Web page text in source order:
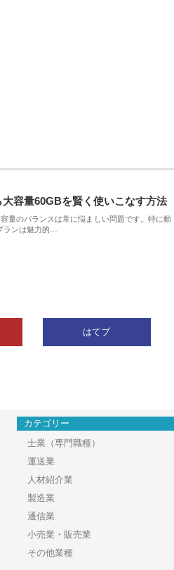
容量60GBを賢く使いこなす方法
量のバランスは常に悩ましい問題です。特に動
ランは魅力的…
はてブ
カテゴリー
士業（専門職種）
運送業
人材紹介業
製造業
通信業
小売業・販売業
その他業種